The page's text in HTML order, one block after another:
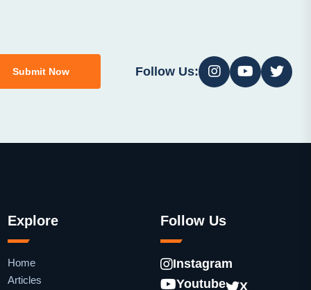
Submit Now Follow Us:
Explore
Home
Articles
Follow Us
Instagram
Youtube
X